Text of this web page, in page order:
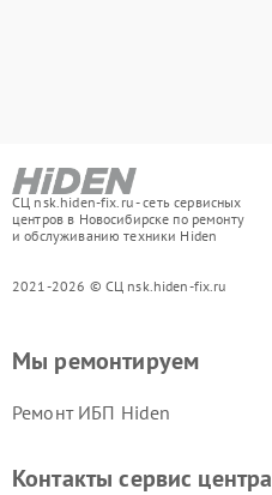
СЦ nsk.hiden-fix.ru - сеть сервисных
центров в Новосибирске по ремонту
и обслуживанию техники Hiden
2021-2026 © СЦ nsk.hiden-fix.ru
Мы ремонтируем
Ремонт ИБП Hiden
Контакты сервис центра